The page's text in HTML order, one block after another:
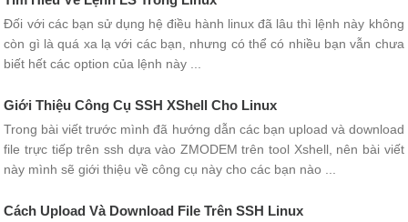
Đối với các bạn sử dụng hệ điều hành linux đã lâu thì lệnh này không
còn gì là quá xa lạ với các bạn, nhưng có thể có nhiều bạn vẫn chưa
biết hết các option của lệnh này ...
Giới Thiệu Công Cụ SSH XShell Cho Linux
Trong bài viết trước mình đã hướng dẫn các bạn upload và download
file trực tiếp trên ssh dựa vào ZMODEM trên tool Xshell, nên bài viết
này mình sẽ giới thiệu về công cụ này cho các bạn nào ...
Cách Upload Và Download File Trên SSH Linux